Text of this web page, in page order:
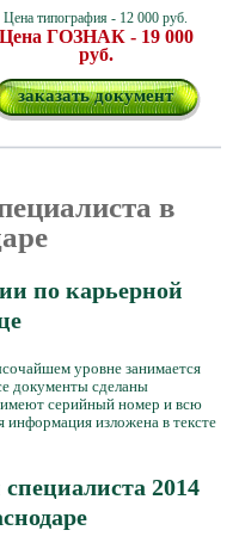
Цена типография - 12 000 руб.
Цена ГОЗНАК - 19 000
руб.
заказать документ
в
по карьерной
уровне занимается
документы сделаны
серийный номер и всю
изложена в тексте
2014